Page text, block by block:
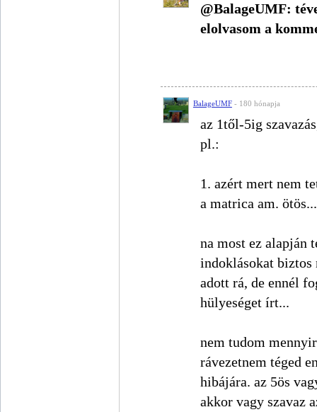
@BalageUMF:
elolvasom a
BalageUMF - 180 hónapja
az 1től-5ig
pl.:
1. azért mert nem
a matrica am. ötös...
na most ez alapján
indoklásokat biztos
adott rá, de ennél
hülyeséget írt...
nem tudom
rávezetnem téged
hibájára. az 5ös
akkor vagy szavaz